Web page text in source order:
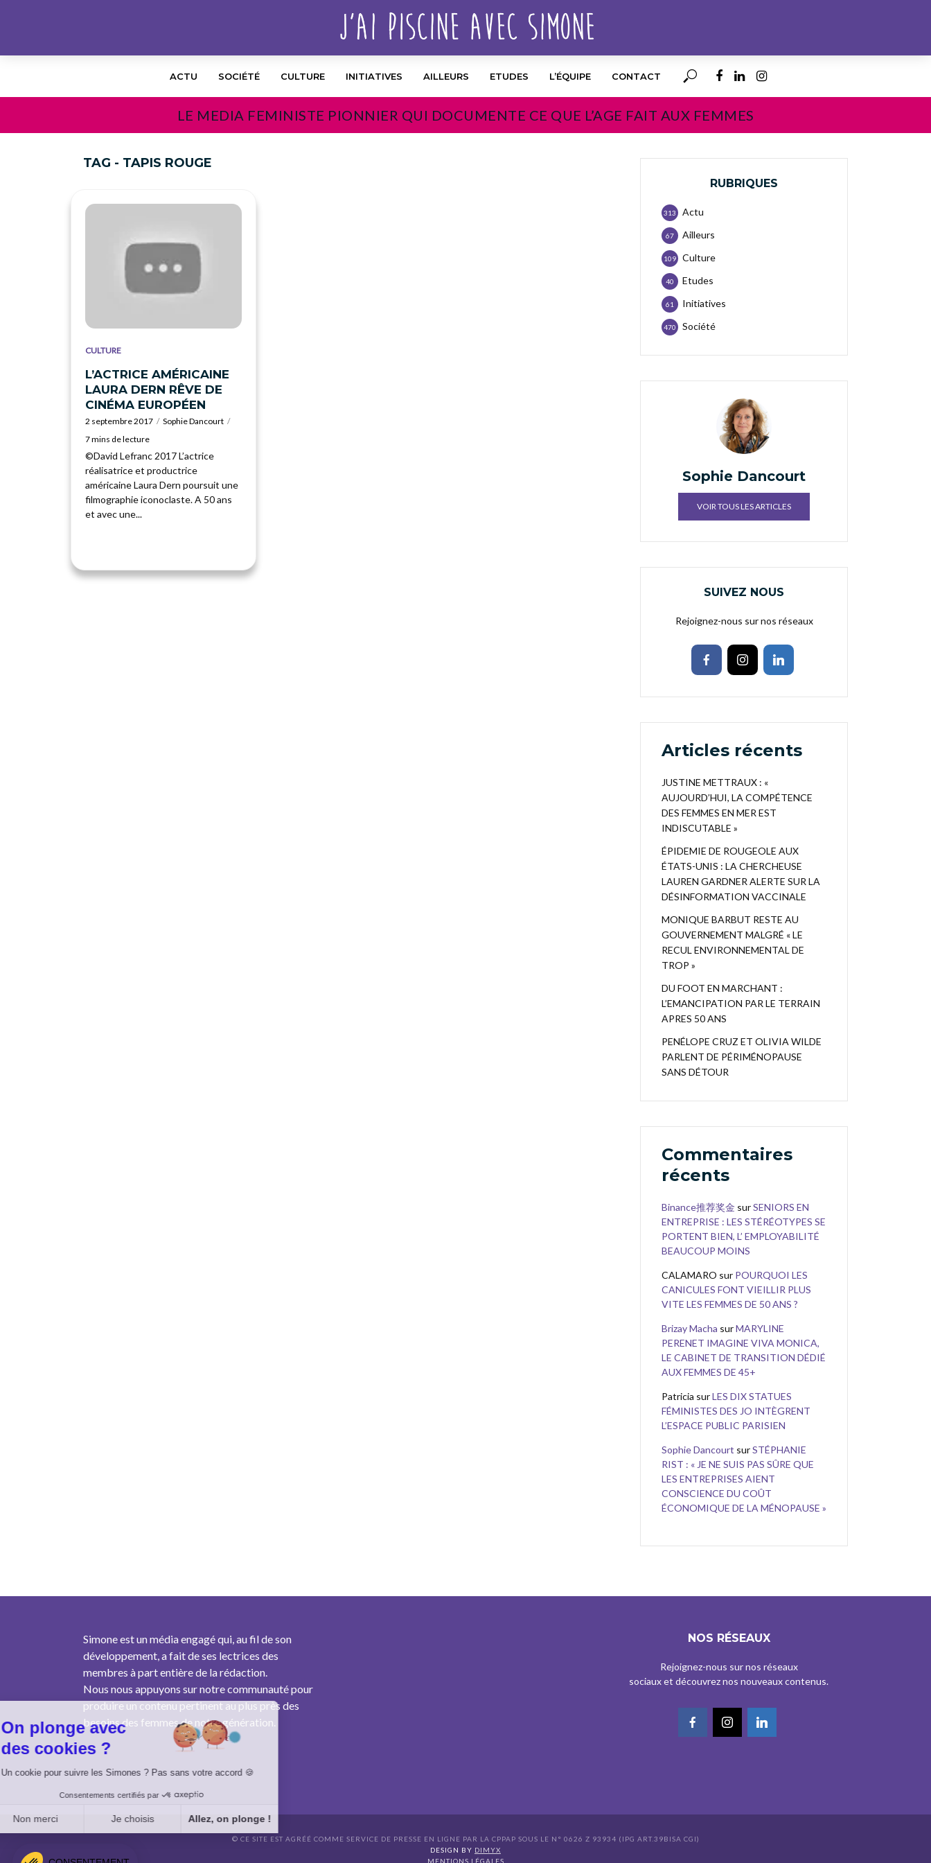
ACTU SOCIÉTÉ CULTURE INITIATIVES AILLEURS ETUDES L’ÉQUIPE CONTACT
LE MEDIA FEMINISTE PIONNIER QUI DOCUMENTE CE QUE L’AGE FAIT AUX FEMMES
TAG - TAPIS ROUGE
CULTURE
L’ACTRICE AMÉRICAINE
LAURA DERN RÊVE DE
CINÉMA EUROPÉEN
2 septembre 2017
Sophie Dancourt
7 mins de lecture
©David Lefranc 2017 L’actrice
réalisatrice et productrice
américaine Laura Dern poursuit une
filmographie iconoclaste. A 50 ans
et avec une...
RUBRIQUES
Actu
313
Ailleurs
67
Culture
109
Etudes
40
Initiatives
61
Société
470
Sophie Dancourt
VOIR TOUS LES ARTICLES
SUIVEZ NOUS
Rejoignez-nous sur nos réseaux
Articles récents
JUSTINE METTRAUX : «
AUJOURD’HUI, LA COMPÉTENCE
DES FEMMES EN MER EST
INDISCUTABLE »
ÉPIDEMIE DE ROUGEOLE AUX
ÉTATS-UNIS : LA CHERCHEUSE
LAUREN GARDNER ALERTE SUR LA
DÉSINFORMATION VACCINALE
MONIQUE BARBUT RESTE AU
GOUVERNEMENT MALGRÉ « LE
RECUL ENVIRONNEMENTAL DE
TROP »
DU FOOT EN MARCHANT :
L’EMANCIPATION PAR LE TERRAIN
APRES 50 ANS
PENÉLOPE CRUZ ET OLIVIA WILDE
PARLENT DE PÉRIMÉNOPAUSE
SANS DÉTOUR
Commentaires
récents
Binance推荐奖金 surSENIORS EN
ENTREPRISE : LES STÉRÉOTYPES SE
PORTENT BIEN, L’ EMPLOYABILITÉ
BEAUCOUP MOINS
CALAMARO sur POURQUOI LES
CANICULES FONT VIEILLIR PLUS
VITE LES FEMMES DE 50 ANS ?
Brizay Macha surMARYLINE
PERENET IMAGINE VIVA MONICA,
LE CABINET DE TRANSITION DÉDIÉ
AUX FEMMES DE 45+
Patricia surLES DIX STATUES
FÉMINISTES DES JO INTÈGRENT
L’ESPACE PUBLIC PARISIEN
Sophie Dancourt surSTÉPHANIE
RIST : « JE NE SUIS PAS SÛRE QUE
LES ENTREPRISES AIENT
CONSCIENCE DU COÛT
ÉCONOMIQUE DE LA MÉNOPAUSE »
Simone est un média engagé qui, au fil de son
développement, a fait de ses lectrices des
membres à part entière de la rédaction.
Nous nous appuyons sur notre communauté pour
produire un contenu pertinent au plus près des
besoins des femmes de notre génération.
NOS RÉSEAUX
Rejoignez-nous sur nos réseaux
sociaux et découvrez nos nouveaux contenus.
© CE SITE EST AGRÉÉ COMME SERVICE DE PRESSE EN LIGNE PAR LA CPPAP SOUS LE N° 0626 Z 93934 (IPG ART.39BISA CGI)
DESIGN BY DIMYX
MENTIONS LÉGALES
On plonge avec
des cookies ?
Un cookie pour suivre les Simones ? Pas sans votre accord 🍪
Consentements certifiés par
Non merci Je choisis Allez, on plonge !
Plateforme de Gestion du Consentement : Personnalisez vos Options